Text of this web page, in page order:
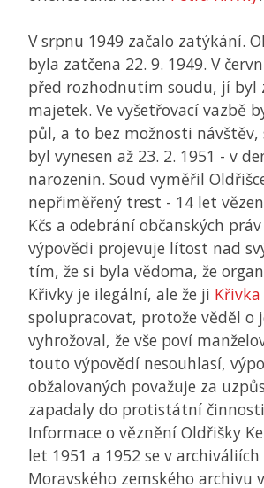
V srpnu 1949 začalo zatýkání.
byla zatčena 22. 9. 1949. V
před rozhodnutím soudu, jí byl
majetek. Ve vyšetřovací vazbě
půl, a to bez možnosti návštěv,
byl vynesen až 23. 2. 1951 - v
narozenin. Soud vyměřil
nepřiměřený trest - 14 let
Kčs a odebrání občanských
výpovědi projevuje lítost nad
tím, že si byla vědoma, že
Křivky je ilegální, ale že ji Křivka
spolupracovat, protože věděl o
vyhrožoval, že vše poví
touto výpovědí nesouhlasí,
obžalovaných považuje za
zapadaly do protistátní
Informace o věznění Oldřišky
let 1951 a 1952 se v archiváliích
Moravského zemského archivu